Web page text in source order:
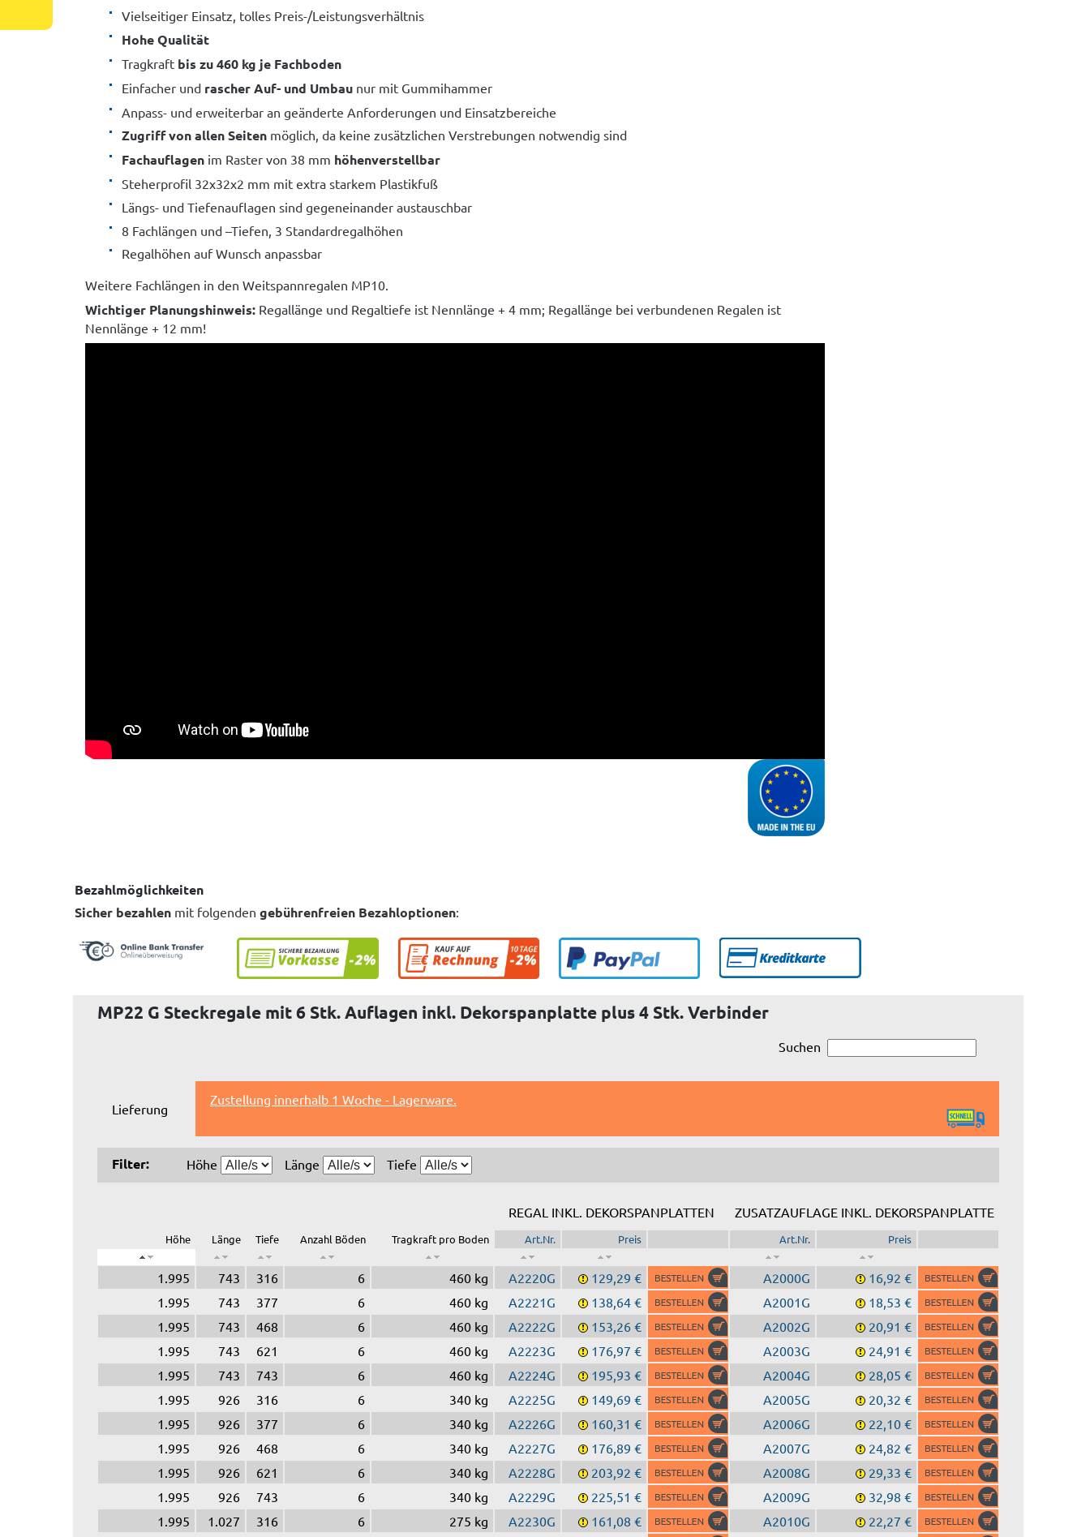
Vielseitiger Einsatz, tolles Preis-/Leistungsverhältnis
Hohe Qualität
Tragkraft bis zu 460 kg je Fachboden
Einfacher undrascher Auf- und Umbaunur mit Gummihammer
Anpass- und erweiterbar an geänderte Anforderungen und Einsatzbereiche
Zugriff von allen Seitenmöglich, da keine zusätzlichen Verstrebungen notwendig sind
Fachauflagenim Raster von 38 mm höhenverstellbar
Steherprofil 32x32x2 mm mit extra starkem Plastikfuß
Längs- und Tiefenauflagen sind gegeneinander austauschbar
8 Fachlängen und –Tiefen, 3 Standardregalhöhen
Regalhöhen auf Wunsch anpassbar
Weitere Fachlängen in den Weitspannregalen MP10.
Wichtiger Planungshinweis: Regallänge und Regaltiefe ist Nennlänge + 4 mm; Regallänge bei verbundenen Regalen ist
Nennlänge + 12 mm!
Bezahlmöglichkeiten
Sicher bezahlen mit folgenden gebührenfreien Bezahloptionen:
MP22 G Steckregale mit 6 Stk. Auflagen inkl. Dekorspanplatte plus 4 Stk. Verbinder
Suchen
Lieferung
Zustellung innerhalb 1 Woche - Lagerware.
Filter: Höhe Länge Tiefe
REGAL INKL. DEKORSPANPLATTEN ZUSATZAUFLAGE INKL. DEKORSPANPLATTE
Höhe Länge Tiefe Anzahl Böden Tragkraft pro Boden Art.Nr. Preis Art.Nr. Preis
1.995 743 316 6 460 kg A2220G 129,29 € A2000G
16,92 €
1.995
743 377 6 460 kg A2221G 138,64 € A2001G
18,53 €
1.995
743 468 6 460 kg A2222G 153,26 € A2002G
20,91 €
1.995
743 621 6 460 kg A2223G 176,97 € A2003G
24,91 €
1.995
743 743 6 460 kg A2224G 195,93 € A2004G
28,05 €
1.995
926 316 6 340 kg A2225G 149,69 € A2005G
20,32 €
1.995
926 377 6 340 kg A2226G 160,31 € A2006G
22,10 €
1.995
926 468 6 340 kg A2227G 176,89 € A2007G
24,82 €
1.995
926 621 6 340 kg A2228G 203,92 € A2008G
29,33 €
1.995
926 743 6 340 kg A2229G 225,51 € A2009G
32,98 €
1.995
1.027 316 6 275 kg A2230G 161,08 € A2010G 22,27 €